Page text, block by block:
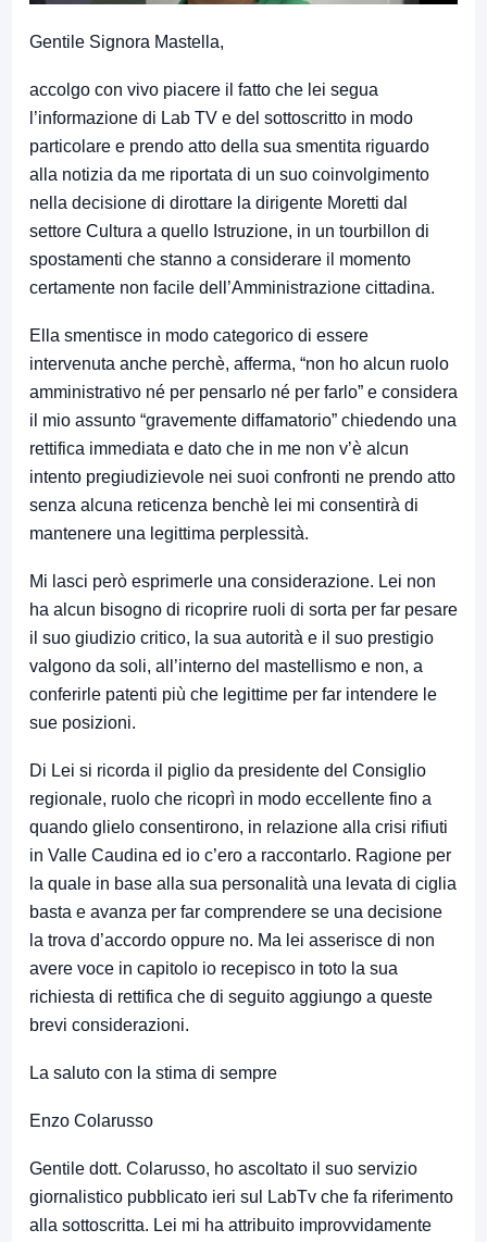
Gentile Signora Mastella,
accolgo con vivo piacere il fatto che lei segua
l’informazione di Lab TV e del sottoscritto in modo
particolare e prendo atto della sua smentita riguardo
alla notizia da me riportata di un suo coinvolgimento
nella decisione di dirottare la dirigente Moretti dal
settore Cultura a quello Istruzione, in un tourbillon di
spostamenti che stanno a considerare il momento
certamente non facile dell’Amministrazione cittadina.
Ella smentisce in modo categorico di essere
intervenuta anche perchè, afferma, “non ho alcun ruolo
amministrativo né per pensarlo né per farlo” e considera
il mio assunto “gravemente diffamatorio” chiedendo una
rettifica immediata e dato che in me non v’è alcun
intento pregiudizievole nei suoi confronti ne prendo atto
senza alcuna reticenza benchè lei mi consentirà di
mantenere una legittima perplessità.
Mi lasci però esprimerle una considerazione. Lei non
ha alcun bisogno di ricoprire ruoli di sorta per far pesare
il suo giudizio critico, la sua autorità e il suo prestigio
valgono da soli, all’interno del mastellismo e non, a
conferirle patenti più che legittime per far intendere le
sue posizioni.
Di Lei si ricorda il piglio da presidente del Consiglio
regionale, ruolo che ricoprì in modo eccellente fino a
quando glielo consentirono, in relazione alla crisi rifiuti
in Valle Caudina ed io c’ero a raccontarlo. Ragione per
la quale in base alla sua personalità una levata di ciglia
basta e avanza per far comprendere se una decisione
la trova d’accordo oppure no. Ma lei asserisce di non
avere voce in capitolo io recepisco in toto la sua
richiesta di rettifica che di seguito aggiungo a queste
brevi considerazioni.
La saluto con la stima di sempre
Enzo Colarusso
Gentile dott. Colarusso, ho ascoltato il suo servizio
giornalistico pubblicato ieri sul LabTv che fa riferimento
alla sottoscritta. Lei mi ha attribuito improvvidamente